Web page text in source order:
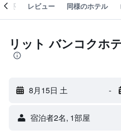
概要 レビュー 同様のホテル
リット バンコクホ
8月15日 土 -
宿泊者2名, 1​部屋